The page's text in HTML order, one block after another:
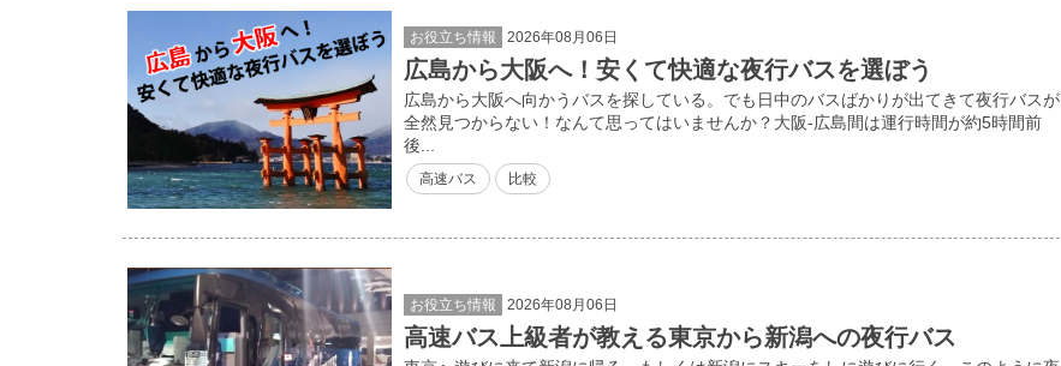
お役立ち情報 2026年08月06日
広島から大阪へ！安くて快適な夜行バスを選ぼう
広島から大阪へ向かうバスを探している。でも日中のバスばかりが出てきて夜行バスが
全然見つからない！なんて思ってはいませんか？大阪-広島間は運行時間が約5時間前
後...
高速バス 比較
お役立ち情報 2026年08月06日
高速バス上級者が教える東京から新潟への夜行バス